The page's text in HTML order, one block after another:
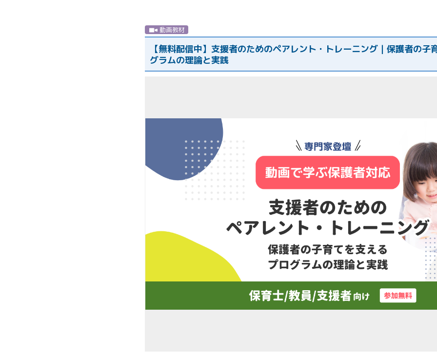
動画教材
【無料配信中】支援者のためのペアレント・トレーニング｜保護者の子
グラムの理論と実践